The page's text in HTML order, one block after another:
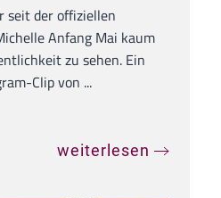
seit der offiziellen
Anfang Mai kaum
zu sehen. Ein
Clip von ...
weiterlesen